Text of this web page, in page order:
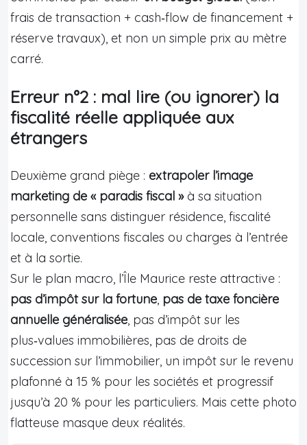
frais de transaction + cash‑flow de financement +
réserve travaux), et non un simple prix au mètre
carré.
Erreur n°2 : mal lire (ou ignorer) la
fiscalité réelle appliquée aux
étrangers
Deuxième grand piège : extrapoler l’image
marketing de « paradis fiscal »à sa situation
personnelle sans distinguer résidence, fiscalité
locale, conventions fiscales ou charges à l’entrée
et à la sortie.
Sur le plan macro, l’Île Maurice reste attractive :
pas d’impôt sur la fortune, pas de taxe foncière
annuelle généralisée, pas d’impôt sur les
plus‑values immobilières, pas de droits de
succession sur l’immobilier, un impôt sur le revenu
plafonné à 15 % pour les sociétés et progressif
jusqu’à 20 % pour les particuliers. Mais cette photo
flatteuse masque deux réalités.